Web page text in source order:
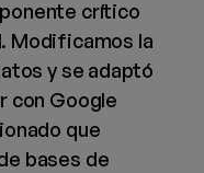
crítico
Modificamos la
y se adaptó
con Google
que
bases de